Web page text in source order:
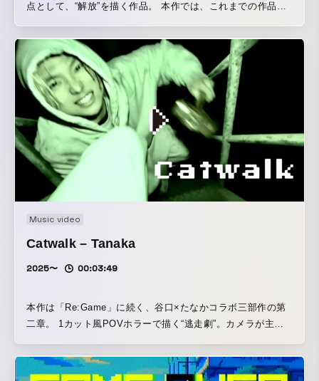
点として、“解放”を描く作品。 本作では、これまでの作品で
か自身の関係性や制作の過程を取り込むことで、 ドキュメン
タリー的な視点を加える。 MVでありながら、三部作そのも
のを振り返るメタ的な作品として、 楽曲の持つ葛藤や解放感
を、現実とフィクションのあいだで描いていく。
Music video
Catwalk – Tanaka
2025〜 00:03:49
本作は「Re:Game」に続く、谷口×たなかコラボ三部作の第
二章。 1カット風POVホラーで描く“逃走劇”。カメラが主人
れと距離の恐怖ごと“逃走者”になる。